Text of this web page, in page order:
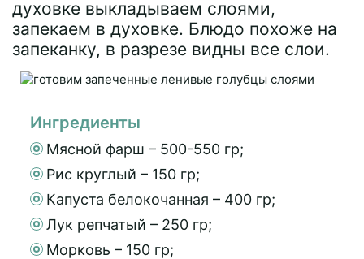
духовке выкладываем слоями,
запекаем в духовке. Блюдо похоже на
запеканку, в разрезе видны все слои.
Ингредиенты
Мясной фарш – 500-550 гр;
Рис круглый – 150 гр;
Капуста белокочанная – 400 гр;
Лук репчатый – 250 гр;
Морковь – 150 гр;